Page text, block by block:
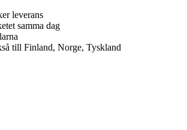
leverans
samma dag
till Finland, Norge, Tyskland